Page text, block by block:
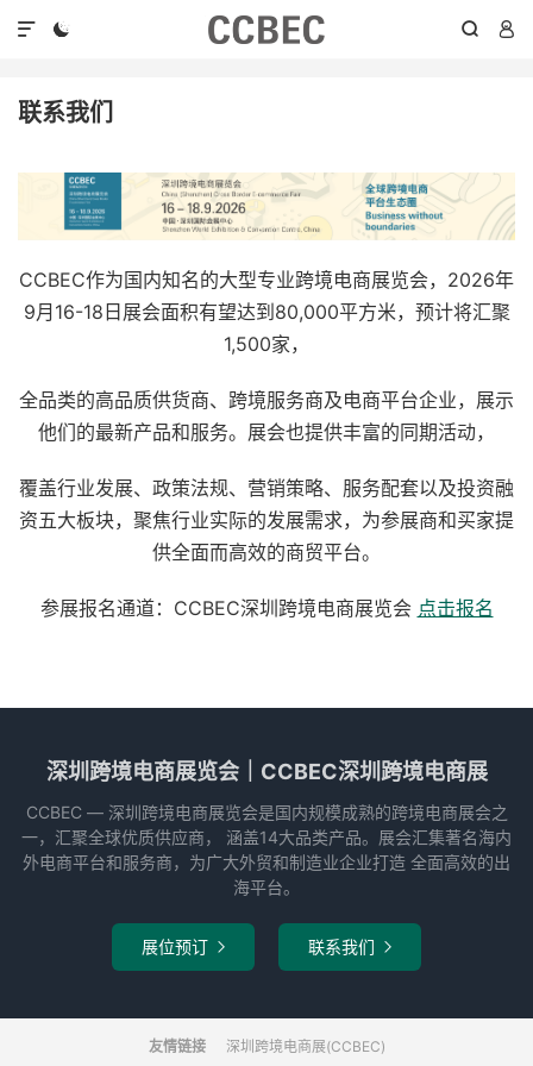
  

联系我们
CCBEC作为国内知名的大型专业跨境电商展览会，2026年
9月16-18日展会面积有望达到80,000平方米，预计将汇聚
1,500家，
全品类的高品质供货商、跨境服务商及电商平台企业，展示
他们的最新产品和服务。展会也提供丰富的同期活动，
覆盖行业发展、政策法规、营销策略、服务配套以及投资融
资五大板块，聚焦行业实际的发展需求，为参展商和买家提
供全面而高效的商贸平台。
参展报名通道：CCBEC深圳跨境电商展览会 点击报名
深圳跨境电商展览会｜CCBEC深圳跨境电商展
CCBEC ― 深圳跨境电商展览会是国内规模成熟的跨境电商展会之
一，汇聚全球优质供应商， 涵盖14大品类产品。展会汇集著名海内
外电商平台和服务商，为广大外贸和制造业企业打造 全面高效的出
海平台。
展位预订  联系我们 
友情链接 深圳跨境电商展(CCBEC)